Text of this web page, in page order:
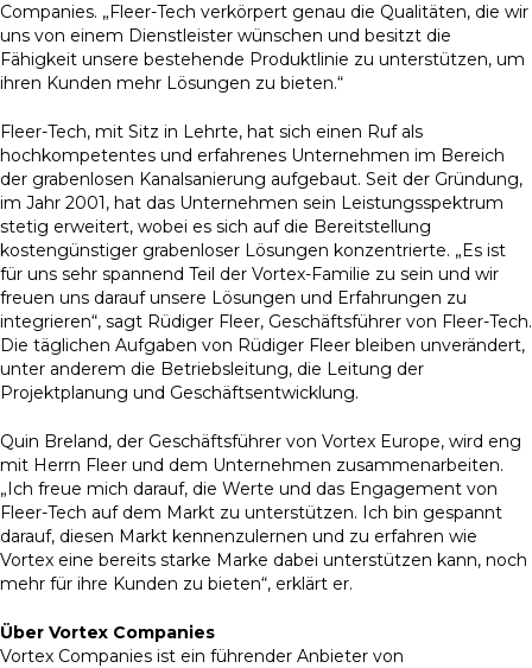
Companies. „Fleer-Tech verkörpert genau die Qualitäten, die wir
uns von einem Dienstleister wünschen und besitzt die
Fähigkeit unsere bestehende Produktlinie zu unterstützen, um
ihren Kunden mehr Lösungen zu bieten.“
Fleer-Tech, mit Sitz in Lehrte, hat sich einen Ruf als
hochkompetentes und erfahrenes Unternehmen im Bereich
der grabenlosen Kanalsanierung aufgebaut. Seit der Gründung,
im Jahr 2001, hat das Unternehmen sein Leistungsspektrum
stetig erweitert, wobei es sich auf die Bereitstellung
kostengünstiger grabenloser Lösungen konzentrierte. „Es ist
für uns sehr spannend Teil der Vortex-Familie zu sein und wir
freuen uns darauf unsere Lösungen und Erfahrungen zu
integrieren“, sagt Rüdiger Fleer, Geschäftsführer von Fleer-Tech.
Die täglichen Aufgaben von Rüdiger Fleer bleiben unverändert,
unter anderem die Betriebsleitung, die Leitung der
Projektplanung und Geschäftsentwicklung.
Quin Breland, der Geschäftsführer von Vortex Europe, wird eng
mit Herrn Fleer und dem Unternehmen zusammenarbeiten.
„Ich freue mich darauf, die Werte und das Engagement von
Fleer-Tech auf dem Markt zu unterstützen. Ich bin gespannt
darauf, diesen Markt kennenzulernen und zu erfahren wie
Vortex eine bereits starke Marke dabei unterstützen kann, noch
mehr für ihre Kunden zu bieten“, erklärt er.
Über Vortex Companies
Vortex Companies ist ein führender Anbieter von